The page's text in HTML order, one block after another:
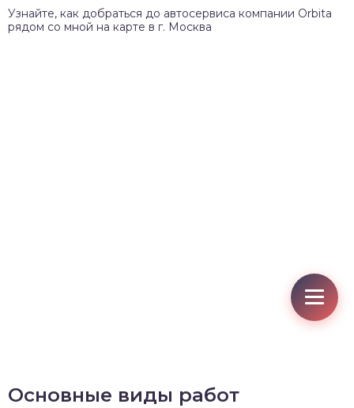
Узнайте, как добраться до автосервиса компании Orbita
рядом со мной на карте в г. Москва
Основные виды работ